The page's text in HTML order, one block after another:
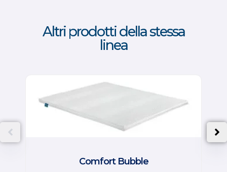
Altri prodotti della stessa
linea
Comfort Bubble